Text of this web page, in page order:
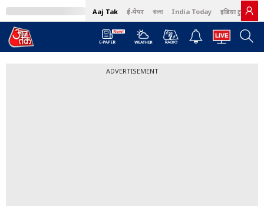
Aaj Tak ई-पेपर বাংলা India Today इंडिया टुडे हिंदी
ADVERTISEMENT